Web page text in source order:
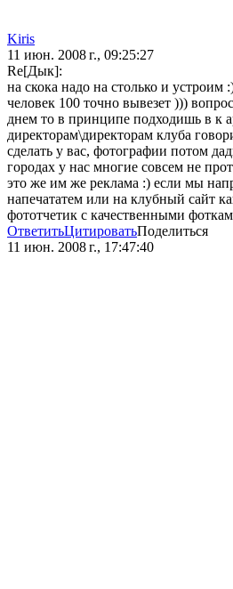
Kiris
11 июн. 2008 г., 09:25:27
Re[Дык]:
на скока надо на столько и
человек 100 точно вывезет )))
днем то в принципе подходишь в к
директорам\директорам клуба
сделать у вас, фотографии потом
городах у нас многие совсем не
это же им же реклама :) если мы
напечататем или на клубный сайт
фототчетик с качественными
ОтветитьЦитироватьПоделиться
11 июн. 2008 г., 17:47:40